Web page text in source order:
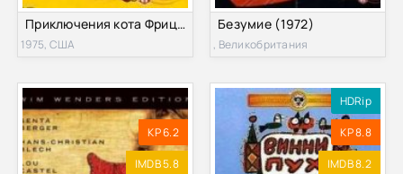
Приключения кота Фрица (1972)
1975, США
Безумие (1972)
, Великобритания
KP 6.2
IMDB 5.8
HDRip
KP 8.8
IMDB 8.2